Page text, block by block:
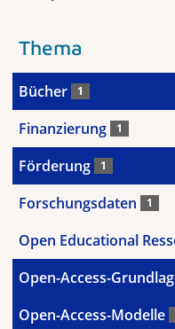
Thema
Bücher 1
Finanzierung 1
Förderung 1
Forschungsdaten 1
Open Educational
Open-Access-
Open-Access-Modelle